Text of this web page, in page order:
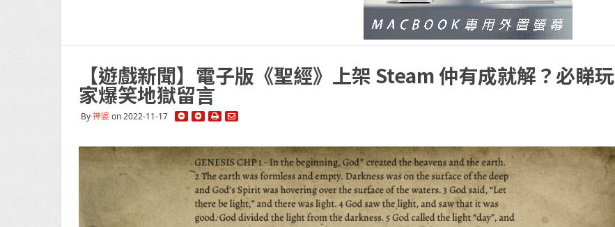
【遊戲新聞】電子版《聖經》上架 Steam 仲有成就解？必睇玩
家爆笑地獄留言
By神婆on 2022-11-17